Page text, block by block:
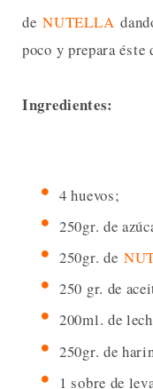
deNUTELLA
poco y prepara
Ingredientes:
4 huevos;
250gr. de
250gr. de
250 gr. de
200ml. de
250gr. de
1 sobre de